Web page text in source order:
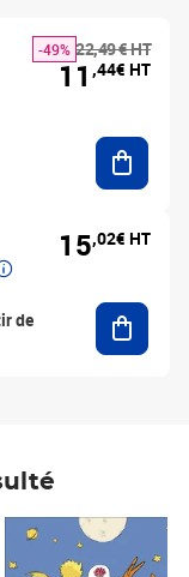
22,49 € HT
-49%
11 ,44€ HT
de
15,02€ HT
HT